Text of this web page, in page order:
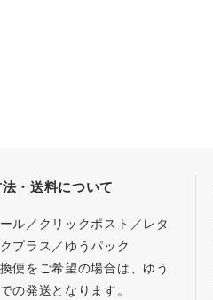
・送料について
ル／クリックポスト／レタ
プラス／ゆうパック
便をご希望の場合は、ゆう
の発送となります。